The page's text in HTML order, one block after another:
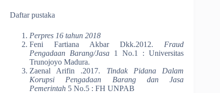
Daftar pustaka
Perpres 16 tahun 2018
Feni Fartiana Akbar Dkk.2012. Fraud
Pengadaan Barang/Jasa 1 No.1 : Universitas
Trunojoyo Madura.
Zaenal Arifin .2017. Tindak Pidana Dalam
Korupsi Pengadaan Barang dan Jasa
Pemerintah 5 No.5 : FH UNPAB